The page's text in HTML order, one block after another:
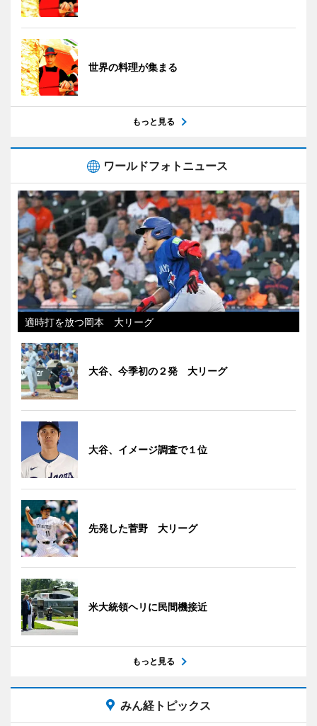
世界の料理が集まる
もっと見る
ワールドフォトニュース
適時打を放つ岡本 大リーグ
大谷、今季初の２発 大リーグ
大谷、イメージ調査で１位
先発した菅野 大リーグ
米大統領ヘリに民間機接近
もっと見る
みん経トピックス